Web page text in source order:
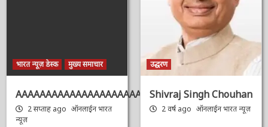
भारत न्यूज़ डेस्क मुख्य समाचार उद्धरण